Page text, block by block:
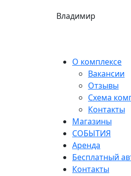
Владимир
О комплексе
Вакансии
Отзывы
Схема
Контакты
Магазины
СОБЫТИЯ
Аренда
Бесплатный
Контакты